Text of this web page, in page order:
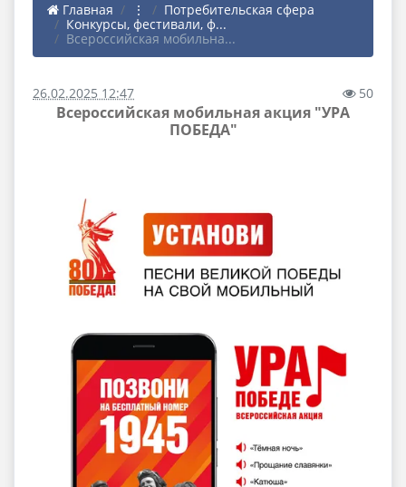
Главная ⋮
Потребительская сфера
Конкурсы, фестивали, ф...
Всероссийская мобильна...
26.02.2025 12:47 50
Всероссийская мобильная акция "УРА
ПОБЕДА"